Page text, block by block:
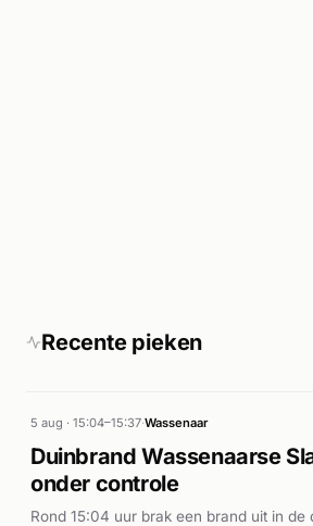
Recente pieken
5 aug · 15:04–15:37·Wassenaar
Duinbrand Wassenaarse
onder controle
Rond 15:04 uur brak een brand uit in de